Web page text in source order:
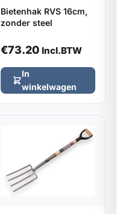
Bietenhak RVS 16cm,
zonder steel
€73.20 Incl.BTW
In
winkelwagen